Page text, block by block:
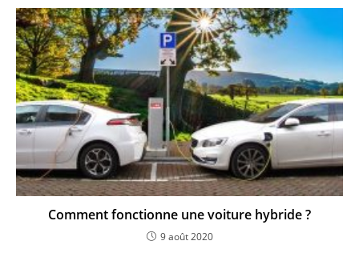
Comment fonctionne une voiture hybride ?
9 août 2020